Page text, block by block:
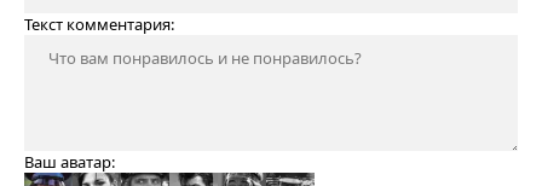
Текст комментария:
Ваш аватар: